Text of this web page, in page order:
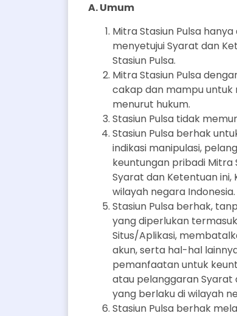
A. Umum
Mitra Stasiun Pulsa
menyetujui Syarat dan
Stasiun Pulsa.
Mitra Stasiun Pulsa
cakap dan mampu untuk
menurut hukum.
Stasiun Pulsa tidak
Stasiun Pulsa berhak
indikasi manipulasi,
keuntungan pribadi Mitra
Syarat dan Ketentuan
wilayah negara Indonesia.
Stasiun Pulsa berhak,
yang diperlukan
Situs/Aplikasi,
akun, serta hal-hal
pemanfaatan untuk
atau pelanggaran Syarat
yang berlaku di wilayah
Stasiun Pulsa berhak